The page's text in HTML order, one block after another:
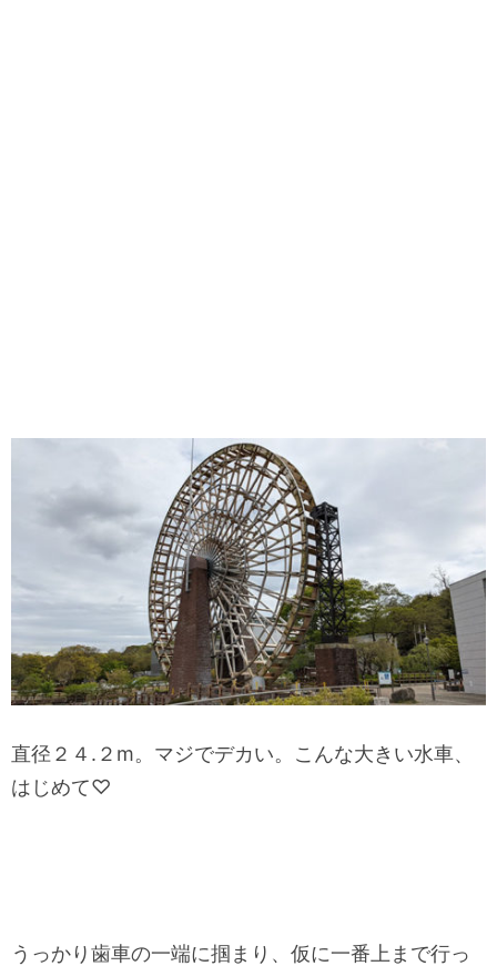
直径２４.２m。マジでデカい。こんな大きい水車、
はじめて♡
うっかり歯車の一端に掴まり、仮に一番上まで行っ